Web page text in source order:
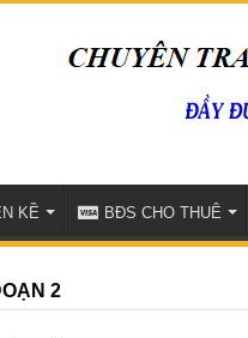
KỀ BĐS CHO THUÊ
2